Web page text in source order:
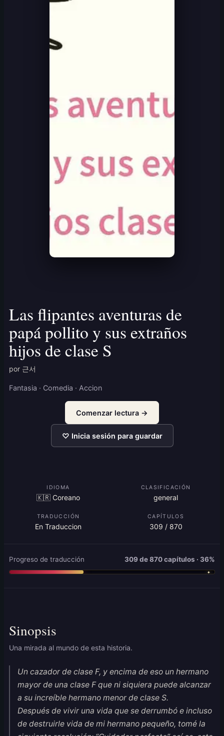
Las flipantes aventuras de
papá pollito y sus extraños
hijos de clase S
por 근서
Fantasia · Comedia · Accion
Comenzar lectura →
♡ Inicia sesión para guardar
IDIOMA
🇰🇷 Coreano
CLASIFICACIÓN
general
TRADUCCIÓN
En Traduccion
CAPÍTULOS
309 / 870
Progreso de traducción 309 de 870 capítulos · 36%
Sinopsis
Una mirada al mundo de esta historia.
Un cazador de clase F, y encima de eso un hermano
mayor de una clase F que ni siquiera puede alcanzar
a su increíble hermano menor de clase S.
Después de vivir una vida que se derrumbó e incluso
de destruirle vida de mi hermano pequeño, tomé la